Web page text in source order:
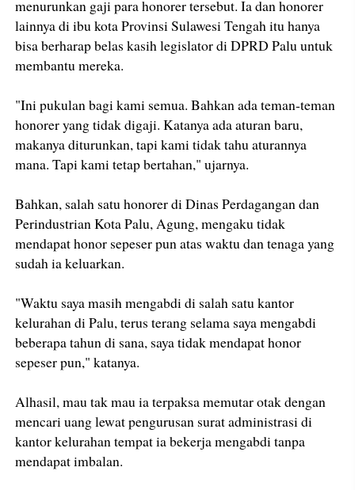
menurunkan gaji para honorer tersebut. Ia dan honorer
lainnya di ibu kota Provinsi Sulawesi Tengah itu hanya
bisa berharap belas kasih legislator di DPRD Palu untuk
membantu mereka.
"Ini pukulan bagi kami semua. Bahkan ada teman-teman
honorer yang tidak digaji. Katanya ada aturan baru,
makanya diturunkan, tapi kami tidak tahu aturannya
mana. Tapi kami tetap bertahan," ujarnya.
Bahkan, salah satu honorer di Dinas Perdagangan dan
Perindustrian Kota Palu, Agung, mengaku tidak
mendapat honor sepeser pun atas waktu dan tenaga yang
sudah ia keluarkan.
"Waktu saya masih mengabdi di salah satu kantor
kelurahan di Palu, terus terang selama saya mengabdi
beberapa tahun di sana, saya tidak mendapat honor
sepeser pun," katanya.
Alhasil, mau tak mau ia terpaksa memutar otak dengan
mencari uang lewat pengurusan surat administrasi di
kantor kelurahan tempat ia bekerja mengabdi tanpa
mendapat imbalan.